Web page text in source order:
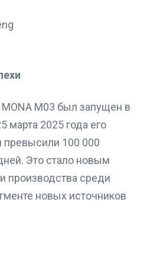
M03 был запущен в
марта 2025 года его
превысили 100 000
Это стало новым
производства среди
новых источников